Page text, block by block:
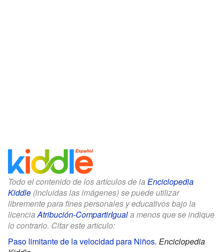
Todo el contenido de los artículos de la Enciclopedia
Kiddle (incluidas las imágenes) se puede utilizar
libremente para fines personales y educativos bajo la
licenciaAtribución-CompartirIguala menos que se indique
lo contrario. Citar este artículo:
Paso limitante de la velocidad para Niños. Enciclopedia